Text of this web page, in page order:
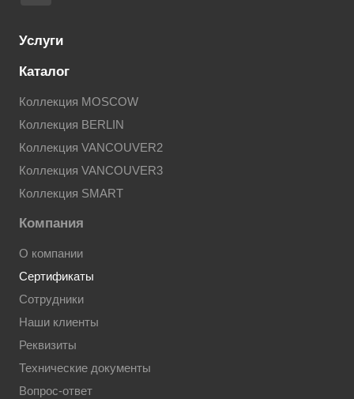
Услуги
Каталог
Коллекция MOSCOW
Коллекция BERLIN
Коллекция VANCOUVER2
Коллекция VANCOUVER3
Коллекция SMART
Компания
О компании
Сертификаты
Сотрудники
Наши клиенты
Реквизиты
Технические документы
Вопрос-ответ